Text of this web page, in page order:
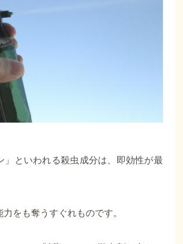
」といわれる殺虫成分は、即効性が最
をも奪うすぐれものです。